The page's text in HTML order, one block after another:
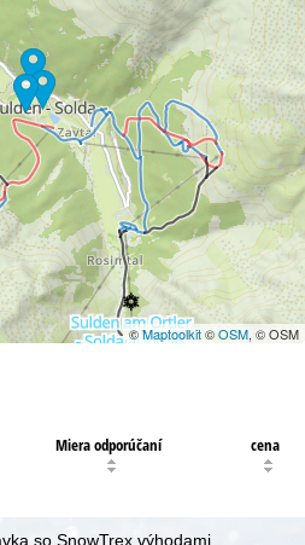
©Maptoolkit©OSM, © OSM
Miera odporúčaní cena
so SnowTrex výhodami